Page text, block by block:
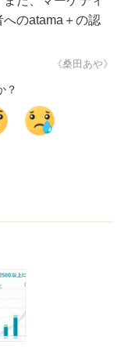
のatama＋の認
《桑田あや》
？